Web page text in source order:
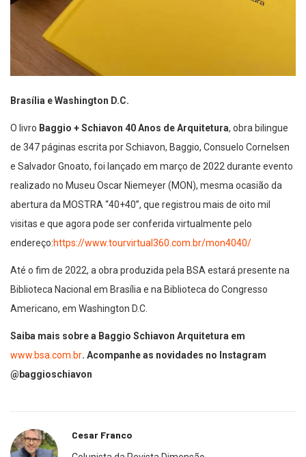
Brasília e Washington D.C.
O livro Baggio + Schiavon 40 Anos de Arquitetura, obra bilingue
de 347 páginas escrita por Schiavon, Baggio, Consuelo Cornelsen
e Salvador Gnoato, foi lançado em março de 2022 durante evento
realizado no Museu Oscar Niemeyer (MON), mesma ocasião da
abertura da MOSTRA “40+40”, que registrou mais de oito mil
visitas e que agora pode ser conferida virtualmente pelo
endereço:https://www.tourvirtual360.com.br/mon4040/
Até o fim de 2022, a obra produzida pela BSA estará presente na
Biblioteca Nacional em Brasília e na Biblioteca do Congresso
Americano, em Washington D.C.
Saiba mais sobre a Baggio Schiavon Arquitetura em
www.bsa.com.br. Acompanhe as novidades no Instagram
@baggioschiavon
Cesar Franco